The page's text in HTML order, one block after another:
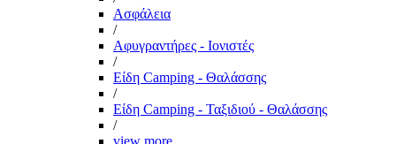
Ασφάλεια
/
Αφυγραντήρες - Ιονιστές
/
Είδη Camping - Θαλάσσης
/
Είδη Camping - Ταξιδιού - Θαλάσσης
/
view more